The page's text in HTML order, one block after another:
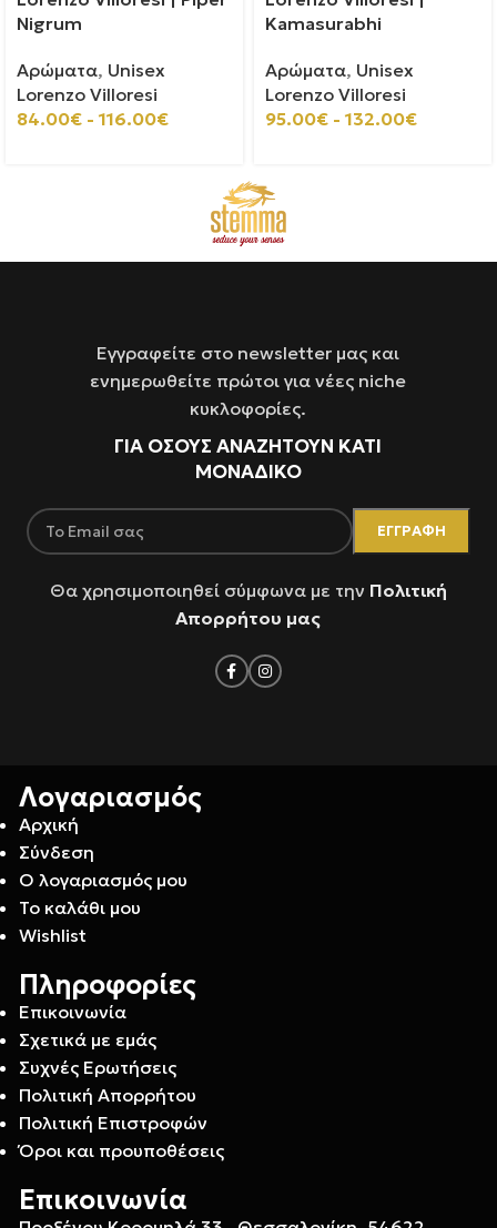
Nigrum
Αρώματα, Unisex
Lorenzo Villoresi
84.00€ - 116.00€
Kamasurabhi
Αρώματα, Unisex
Lorenzo Villoresi
95.00€ - 132.00€
Εγγραφείτε στο newsletter μας και
ενημερωθείτε πρώτοι για νέες niche
κυκλοφορίες.
ΓΙΑ ΌΣΟΥΣ ΑΝΑΖΗΤΟΥΝ ΚΑΤΙ
ΜΟΝΑΔΙΚΟ
Θα χρησιμοποιηθεί σύμφωνα με την Πολιτική
Απορρήτου μας
Λογαριασμός
Αρχική
Σύνδεση
Ο λογαριασμός μου
Το καλάθι μου
Wishlist
Πληροφορίες
Επικοινωνία
Σχετικά με εμάς
Συχνές Ερωτήσεις
Πολιτική Απορρήτου
Πολιτική Επιστροφών
Όροι και προυποθέσεις
Επικοινωνία